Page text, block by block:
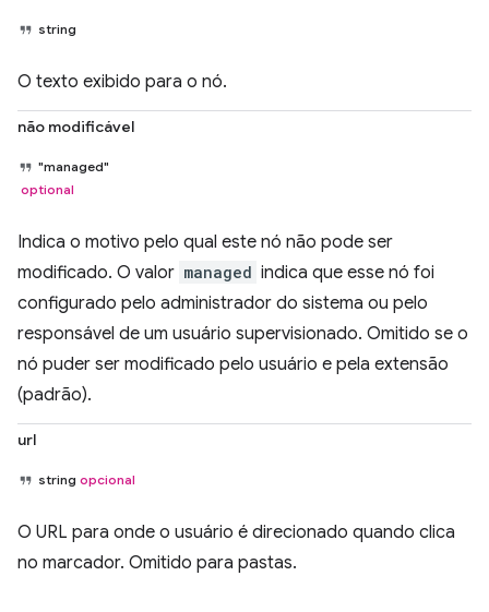
string
O texto exibido para o nó.
não modificável
"managed"
optional
Indica o motivo pelo qual este nó não pode ser
modificado. O valor managed indica que esse nó foi
configurado pelo administrador do sistema ou pelo
responsável de um usuário supervisionado. Omitido se o
nó puder ser modificado pelo usuário e pela extensão
(padrão).
url
string opcional
O URL para onde o usuário é direcionado quando clica
no marcador. Omitido para pastas.